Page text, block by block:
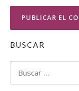
BUSCAR